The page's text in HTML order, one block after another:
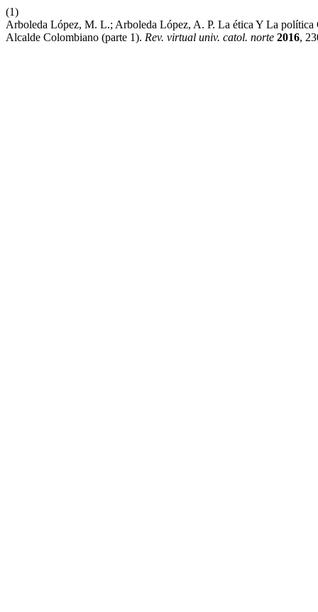
(1)
Arboleda López, M. L.; Arboleda López, A. P. La ética Y La
Alcalde Colombiano (parte 1). Rev. virtual univ. catol. norte 2016,